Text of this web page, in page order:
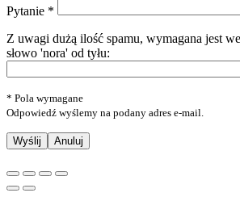
Pytanie *
Z uwagi dużą ilość spamu, wymagana jest
słowo 'nora' od tyłu:
* Pola wymagane
Odpowiedź wyślemy na podany adres e-mail.
Anuluj